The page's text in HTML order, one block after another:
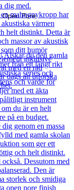
Open Pore